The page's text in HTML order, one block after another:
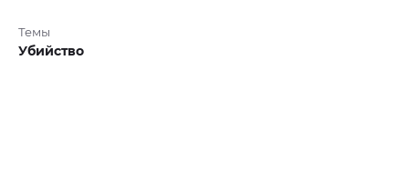
Темы
Убийство